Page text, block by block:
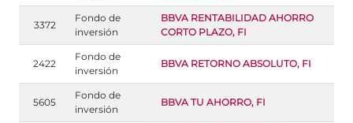
3372
Fondo de
inversión
BBVA RENTABILIDAD AHORRO
CORTO PLAZO, FI
2422
Fondo de
inversión
BBVA RETORNO ABSOLUTO, FI
5605
Fondo de
inversión
BBVA TU AHORRO, FI